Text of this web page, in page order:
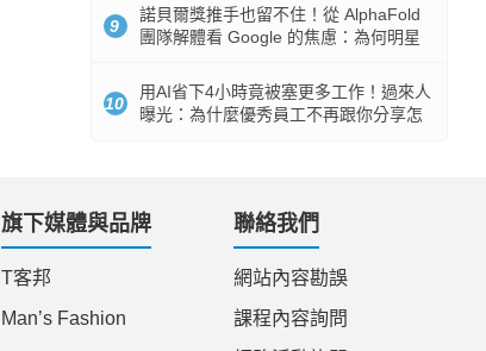
9
諾貝爾獎推手也留不住！從 AlphaFold
團隊解體看 Google 的焦慮：為何明星
10
用AI省下4小時竟被塞更多工作！過來人
曝光：為什麼優秀員工不再跟你分享怎
旗下媒體與品牌
T客邦
Man’s Fashion
聯絡我們
網站內容勘誤
課程內容詢問